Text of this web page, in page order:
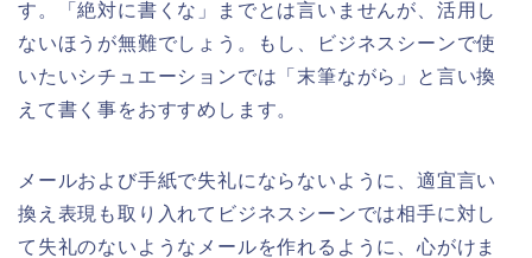
す。「絶対に書くな」までとは言いませんが、活用し
ないほうが無難でしょう。もし、ビジネスシーンで使
いたいシチュエーションでは「末筆ながら」と言い換
えて書く事をおすすめします。
メールおよび手紙で失礼にならないように、適宜言い
換え表現も取り入れてビジネスシーンでは相手に対し
て失礼のないようなメールを作れるように、心がけま